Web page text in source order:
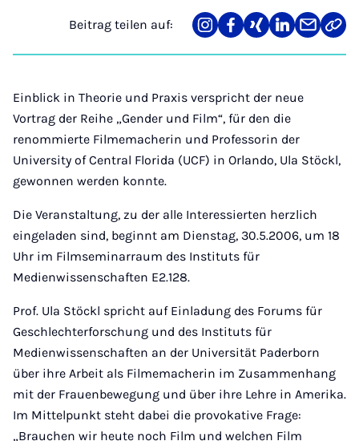
Beitrag teilen auf:
Teilen
auf
Teilen
auf
Teilen
auf
Teilen
auf
Teilen
über
Link
Einblick in Theorie und Praxis verspricht der neue
Vortrag der Reihe „Gender und Film“, für den die
renommierte Filmemacherin und Professorin der
University of Central Florida (UCF) in Orlando, Ula Stöckl,
gewonnen werden konnte.
Die Veranstaltung, zu der alle Interessierten herzlich
eingeladen sind, beginnt am Dienstag, 30.5.2006, um 18
Uhr im Filmseminarraum des Instituts für
Medienwissenschaften E2.128.
Prof. Ula Stöckl spricht auf Einladung des Forums für
Geschlechterforschung und des Instituts für
Medienwissenschaften an der Universität Paderborn
über ihre Arbeit als Filmemacherin im Zusammenhang
mit der Frauenbewegung und über ihre Lehre in Amerika.
Im Mittelpunkt steht dabei die provokative Frage:
„Brauchen wir heute noch Film und welchen Film